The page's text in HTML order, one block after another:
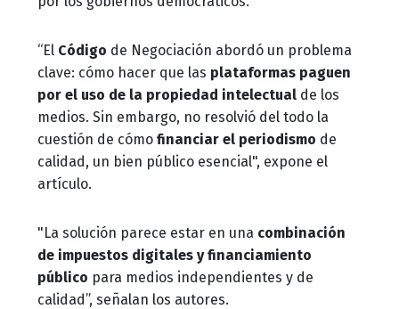
“El Código de Negociación abordó un problema
clave: cómo hacer que las plataformas paguen
por el uso de la propiedad intelectual de los
medios. Sin embargo, no resolvió del todo la
cuestión de cómo financiar el periodismo de
calidad, un bien público esencial", expone el
artículo.
"La solución parece estar en una combinación
de impuestos digitales y financiamiento
público para medios independientes y de
calidad”, señalan los autores.